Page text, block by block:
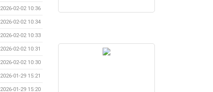
2026-02-02 10:36
2026-02-02 10:34
2026-02-02 10:33
2026-02-02 10:31
2026-02-02 10:30
2026-01-29 15:21
2026-01-29 15:20